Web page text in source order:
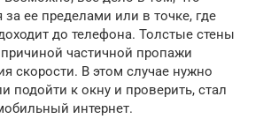
за ее пределами или в точке, где
до телефона. Толстые стены
причиной частичной пропажи
скорости. В этом случае нужно
подойти к окну и проверить, стал
интернет.